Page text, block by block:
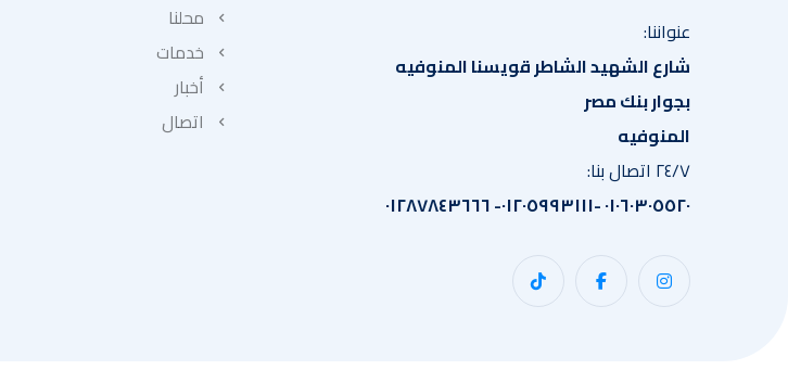
عنواننا:
شارع الشهيد الشاطر قويسنا المنوفيه
بجوار بنك مصر
المنوفيه
٢٤/٧ اتصال بنا:
٠١٠٦٠٣٠٥٥٢٠ -٠١٢٠٥٩٩٣١١١- ٠١٢٨٧٨٤٣٦٦٦
محلنا
خدمات
أخبار
اتصال